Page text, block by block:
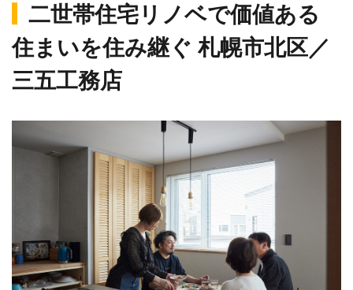
二世帯住宅リノベで価値ある
住まいを住み継ぐ 札幌市北区／
三五工務店